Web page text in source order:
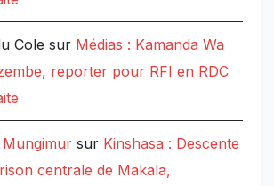
Cole sur Médias : Kamanda Wa
reporter pour RFI en RDC
sur Kinshasa : Descente
centrale de Makala,